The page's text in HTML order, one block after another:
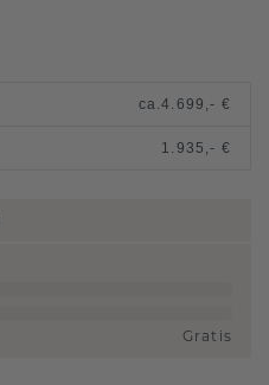
ca.4.699,- €
1.935,- €
Gratis